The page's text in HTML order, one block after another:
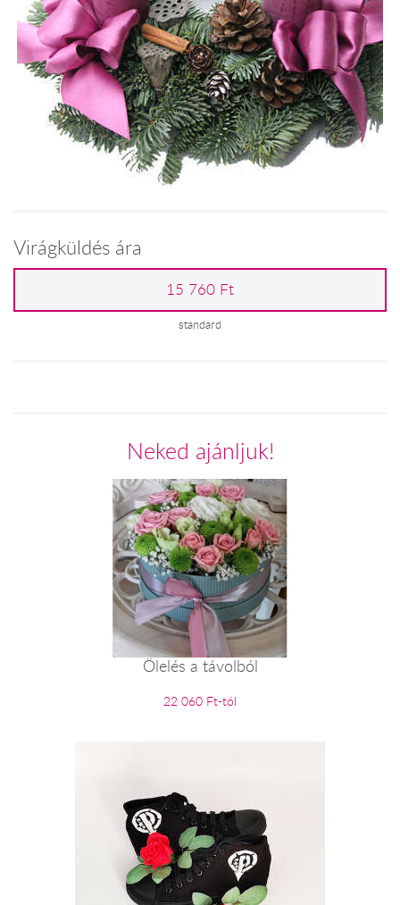
Virágküldés ára
15 760 Ft
standard
Neked ajánljuk!
Ölelés a távolból
22 060 Ft-tól